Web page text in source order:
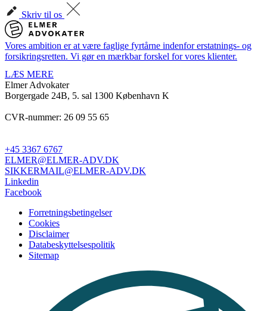
Skriv til os
Vores ambition er at være faglige fyrtårne indenfor erstatnings- og
forsikringsretten. Vi gør en mærkbar forskel for vores klienter.
LÆS MERE
Elmer Advokater
Borgergade 24B, 5. sal 1300 København K
CVR-nummer: 26 09 55 65
+45 3367 6767
ELMER@ELMER-ADV.DK
SIKKERMAIL@ELMER-ADV.DK
Linkedin
Facebook
Forretningsbetingelser
Cookies
Disclaimer
Databeskyttelsespolitik
Sitemap